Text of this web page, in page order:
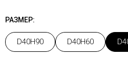
РАЗМЕР:
D40H90 D40H60